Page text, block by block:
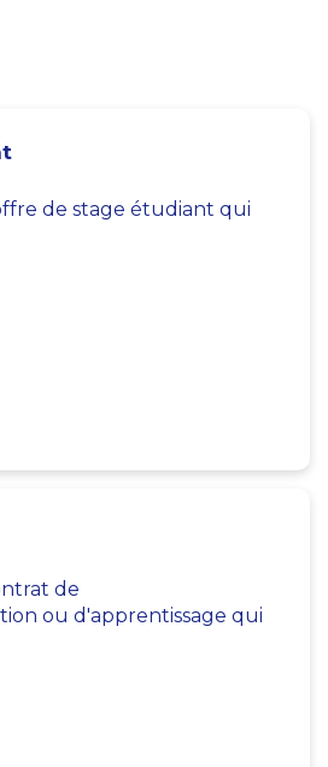
de stage étudiant qui
de
ou d'apprentissage qui